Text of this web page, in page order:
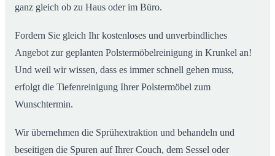
ganz gleich ob zu Haus oder im Büro.
Fordern Sie gleich Ihr kostenloses und unverbindliches
Angebot zur geplanten Polstermöbelreinigung in Krunkel an!
Und weil wir wissen, dass es immer schnell gehen muss,
erfolgt die Tiefenreinigung Ihrer Polstermöbel zum
Wunschtermin.
Wir übernehmen die Sprühextraktion und behandeln und
beseitigen die Spuren auf Ihrer Couch, dem Sessel oder